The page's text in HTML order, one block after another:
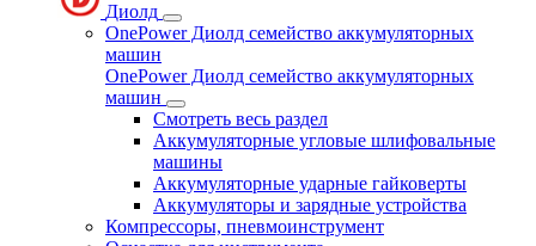
Диолд
OnePower Диолд семейство аккумуляторных
машин
OnePower Диолд семейство аккумуляторных
машин
Смотреть весь раздел
Аккумуляторные угловые шлифовальные
машины
Аккумуляторные ударные гайковерты
Аккумуляторы и зарядные устройства
Компрессоры, пневмоинструмент